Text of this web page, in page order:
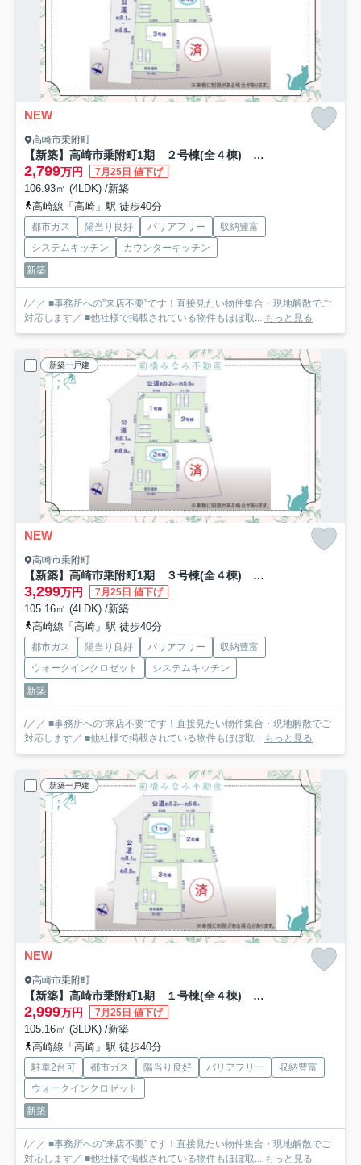
NEW
高崎市乗附町
【新築】高崎市乗附町1期 ２号棟(全４棟) テラシエ 新築建売分譲
2,799万円 7月25日 値下げ
106.93㎡ (4LDK) /新築
高崎線「高崎」駅 徒歩40分
都市ガス 陽当り良好 バリアフリー
収納豊富
システムキッチン
カウンターキッチン
新築
/／／ ■事務所への”来店不要”です！直接見たい物件集合・現地解散でご
対応します／ ■他社様で掲載されている物件もほぼ取...
もっと見る
新築一戸建
NEW
高崎市乗附町
【新築】高崎市乗附町1期 ３号棟(全４棟) テラシエ 新築建売分譲
3,299万円 7月25日 値下げ
105.16㎡ (4LDK) /新築
高崎線「高崎」駅 徒歩40分
都市ガス 陽当り良好 バリアフリー
収納豊富
ウォークインクロゼット
システムキッチン
新築
/／／ ■事務所への”来店不要”です！直接見たい物件集合・現地解散でご
対応します／ ■他社様で掲載されている物件もほぼ取...
もっと見る
新築一戸建
NEW
高崎市乗附町
【新築】高崎市乗附町1期 １号棟(全４棟) テラシエ 新築建売分譲
2,999万円 7月25日 値下げ
105.16㎡ (3LDK) /新築
高崎線「高崎」駅 徒歩40分
駐車2台可 都市ガス 陽当り良好 バリアフリー
収納豊富
ウォークインクロゼット
新築
/／／ ■事務所への”来店不要”です！直接見たい物件集合・現地解散でご
対応します／ ■他社様で掲載されている物件もほぼ取...
もっと見る